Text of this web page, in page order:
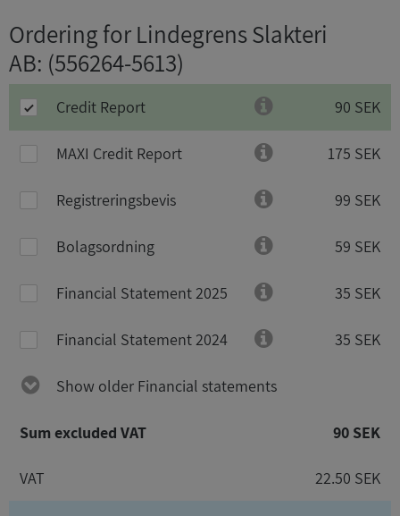
Ordering for Lindegrens Slakteri
AB: (556264-5613)
Credit Report 90 SEK
MAXI Credit Report 175 SEK
Registreringsbevis 99 SEK
Bolagsordning 59 SEK
Financial Statement 2025 35 SEK
Financial Statement 2024 35 SEK
Show older Financial statements
Sum excluded VAT 90 SEK
VAT 22.50 SEK